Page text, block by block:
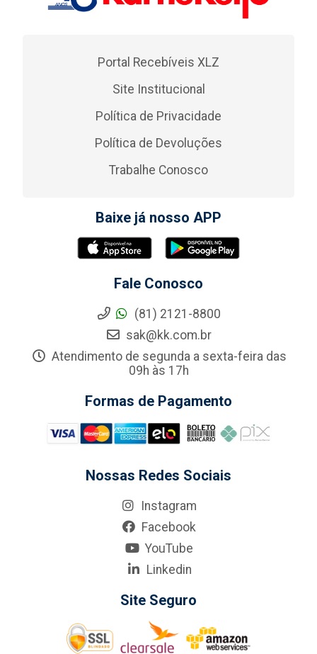
Portal Recebíveis XLZ
Site Institucional
Política de Privacidade
Política de Devoluções
Trabalhe Conosco
Baixe já nosso APP
Fale Conosco
(81) 2121-8800
sak@kk.com.br
Atendimento de segunda a sexta-feira das
09h às 17h
Formas de Pagamento
Nossas Redes Sociais
Instagram
Facebook
YouTube
Linkedin
Site Seguro